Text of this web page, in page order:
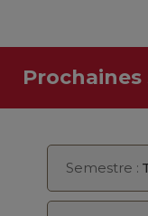
Semestre :